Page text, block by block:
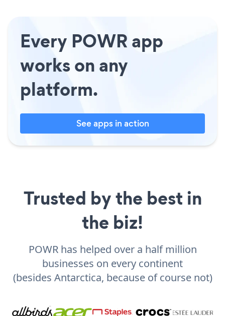
Every POWR app
works on any
platform.
See apps in action
Trusted by the best in
the biz!
POWR has helped over a half million
businesses on every continent
(besides Antarctica, because of course not)